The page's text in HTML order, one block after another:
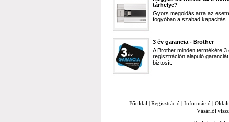
tárhelye?
Gyors megoldás arra az
fogyóban a szabad kapacitás.
3 év garancia - Brother
A Brother minden termékére 3
regisztráción alapuló garanciát
biztosít.
Főoldal | Regisztráció | Információ |
Vásárlói